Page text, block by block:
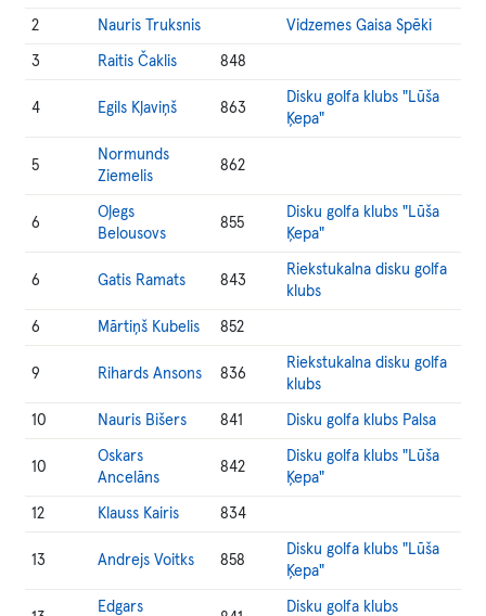
2 Nauris Truksnis Vidzemes Gaisa Spēki
3 Raitis Čaklis 848
4 Egils Kļaviņš 863
Disku golfa klubs "Lūša
Ķepa"
5
Normunds
Ziemelis
862
6
Oļegs
Belousovs
855
Disku golfa klubs "Lūša
Ķepa"
6 Gatis Ramats 843
Riekstukalna disku golfa
klubs
6 Mārtiņš Kubelis 852
9 Rihards Ansons 836
Riekstukalna disku golfa
klubs
10 Nauris Bišers 841 Disku golfa klubs Palsa
10
Oskars
Ancelāns
842
Disku golfa klubs "Lūša
Ķepa"
12 Klauss Kairis 834
13 Andrejs Voitks 858
Disku golfa klubs "Lūša
Ķepa"
Edgars
Disku golfa klubs